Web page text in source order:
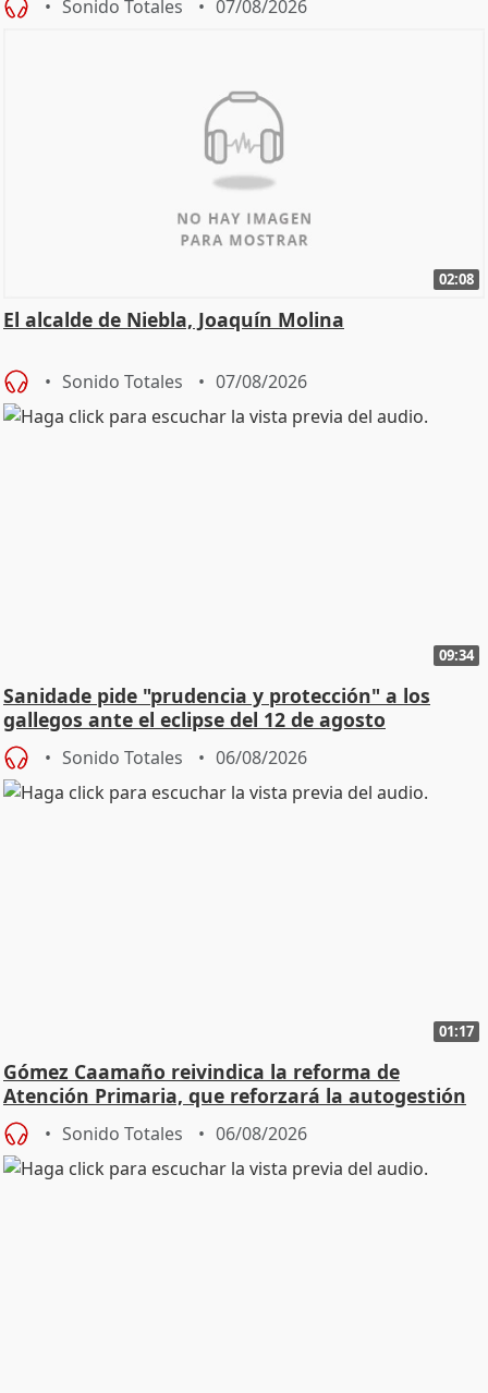
Sonido Totales 07/08/2026
02:08
El alcalde de Niebla, Joaquín Molina
Sonido Totales 07/08/2026
09:34
Sanidade pide "prudencia y protección" a los
gallegos ante el eclipse del 12 de agosto
Sonido Totales 06/08/2026
01:17
Gómez Caamaño reivindica la reforma de
Atención Primaria, que reforzará la autogestión
Sonido Totales 06/08/2026